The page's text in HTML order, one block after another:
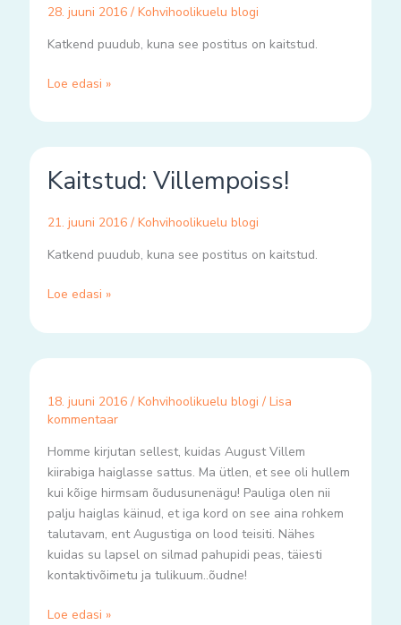
28. juuni 2016 / Kohvihoolikuelu blogi
Katkend puudub, kuna see postitus on kaitstud.
Loe edasi »
Kaitstud: Villempoiss!
21. juuni 2016 / Kohvihoolikuelu blogi
Katkend puudub, kuna see postitus on kaitstud.
Villempoiss!
Loe edasi »
18. juuni 2016 / Kohvihoolikuelu blogi / Lisa
kommentaar
Homme kirjutan sellest, kuidas August Villem
kiirabiga haiglasse sattus. Ma ütlen, et see oli hullem
kui kõige hirmsam õudusunenägu! Pauliga olen nii
palju haiglas käinud, et iga kord on see aina rohkem
talutavam, ent Augustiga on lood teisiti. Nähes
kuidas su lapsel on silmad pahupidi peas, täiesti
kontaktivõimetu ja tulikuum..õudne!
Loe edasi »